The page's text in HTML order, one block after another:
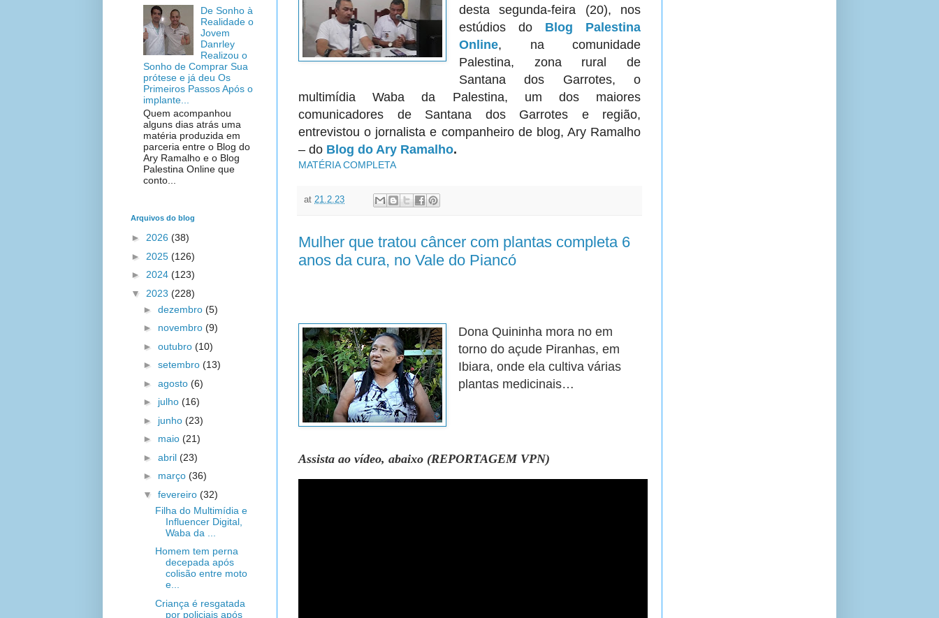
desta segunda-feira (20), nos
estúdios do Blog Palestina
Online, na comunidade
Palestina, zona rural de
Santana dos Garrotes, o
multimídia Waba da Palestina, um dos maiores
comunicadores de Santana dos Garrotes e região,
entrevistou o jornalista e companheiro de blog, Ary Ramalho
– do Blog do Ary Ramalho.
MATÉRIA COMPLETA
at 21.2.23
Mulher que tratou câncer com plantas completa 6
anos da cura, no Vale do Piancó
Dona Quininha mora no em
torno do açude Piranhas, em
Ibiara, onde ela cultiva várias
plantas medicinais…
Assista ao vídeo, abaixo (REPORTAGEM VPN)
De Sonho à
Realidade o
Jovem
Danrley
Realizou o
Sonho de Comprar Sua
prótese e já deu Os
Primeiros Passos Após o
implante...
Quem acompanhou
alguns dias atrás uma
matéria produzida em
parceria entre o Blog do
Ary Ramalho e o Blog
Palestina Online que
conto...
Arquivos do blog
► 2026 (38)
► 2025 (126)
► 2024 (123)
▼ 2023 (228)
► dezembro (5)
► novembro (9)
► outubro (10)
► setembro (13)
► agosto (6)
► julho (16)
► junho (23)
► maio (21)
► abril (23)
► março (36)
▼ fevereiro (32)
Filha do Multimídia e
Influencer Digital,
Waba da ...
Homem tem perna
decepada após
colisão entre moto
e...
Criança é resgatada
por policiais após